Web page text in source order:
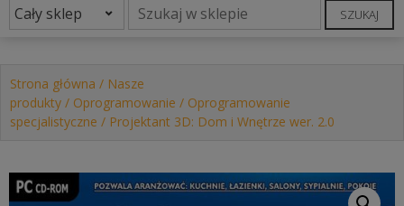
SZUKAJ
Strona główna / Nasze
produkty / Oprogramowanie / Oprogramowanie
specjalistyczne / Projektant 3D: Dom i Wnętrze wer. 2.0